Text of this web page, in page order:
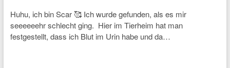
Huhu, ich bin Scar 🥰 Ich wurde gefunden, als es mir
seeeeeehr schlecht ging. Hier im Tierheim hat man
festgestellt, dass ich Blut im Urin habe und da…